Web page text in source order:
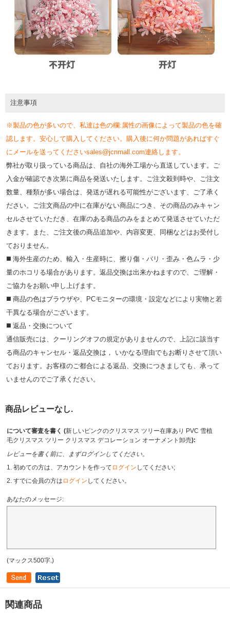
注意事項
※製品の色が多いので、私達は色の欄:属性の画像によって製品の色を確
認します。安心して購入してください。購入後に何か問題があればすぐ
にメールを送ってくださいsales@jcnmall.com連絡します。
弊社が取り扱っている商品は、自社の海外工場から直送しています。ご
入金が確認でき次第に商品を発送いたします。ご注文殺到時や、ご注文
数量、種類が多い場合は、発送が遅れる可能性がございます、ご了承く
ださい。ご注文商品の中に在庫がない商品につき、その商品のみキャン
セルさせていただき、在庫のある商品のみをまとめて発送させていただ
きます。また、ご注文後の商品追加や、内容変更、同梱などはお受付し
ておりません。
◼️ 海外⽣産のため、輸⼊・⽣産時に、擦り傷・バリ・歪み・色ムラ・少
量のホコリる場合があります。返品交換は出来かねますので、ご理解・
ご協⼒をお願い申し上げます。
◼️ 商品の⾊はブラウザや、PCモニターの環境・設定などにより実物と若
⼲異なる場合がございます。
◼️ 返品・交換について
通信販売には、クーリングオフの規定がありませんので、上記に該当す
る商品のキャンセル・返品交換は， いかなる理由でもお断りさせて頂い
ております。お客様のご都合による返品、交換につきましても、承って
いませんのでご了承ください。
商品レビューなし.
について審査を書く (新しいピンクのクリスマス ツリー在庫あり PVC 雪植
毛クリスマス ツリー クリスマス デコレーション オーナメント卸売):
レビューを書く前に、まずログインしてください。
1. 初めての方は、アカウントを作って ログイン してください;
2. すでに会員の方は ログイン してください。
あなたのメッセージ:
(マックス500字.)
関連商品